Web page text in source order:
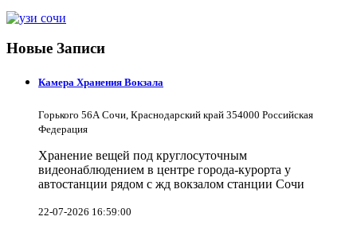
Новые Записи
Камера Хранения Вокзала
Горького 56А Сочи, Краснодарский край 354000 Российская
Федерация
Хранение вещей под круглосуточным
видеонаблюдением в центре города-курорта у
автостанции рядом с жд вокзалом станции Сочи
22-07-2026 16:59:00